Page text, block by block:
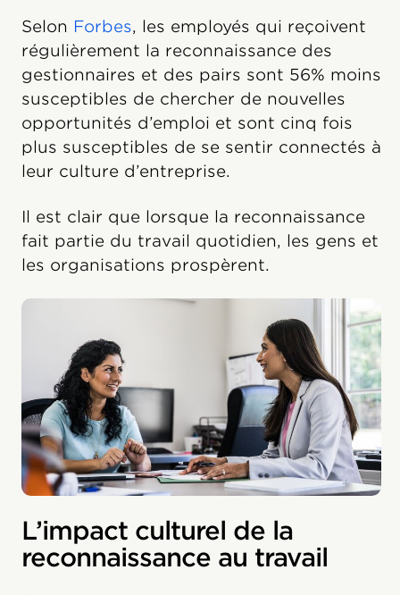
Selon Forbes, les employés qui reçoivent
régulièrement la reconnaissance des
gestionnaires et des pairs sont 56% moins
susceptibles de chercher de nouvelles
opportunités d’emploi et sont cinq fois
plus susceptibles de se sentir connectés à
leur culture d’entreprise.
Il est clair que lorsque la reconnaissance
fait partie du travail quotidien, les gens et
les organisations prospèrent.
L’impact culturel de la
reconnaissance au travail